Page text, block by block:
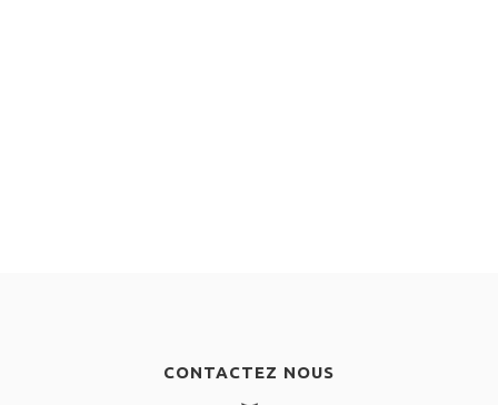
CONTACTEZ NOUS